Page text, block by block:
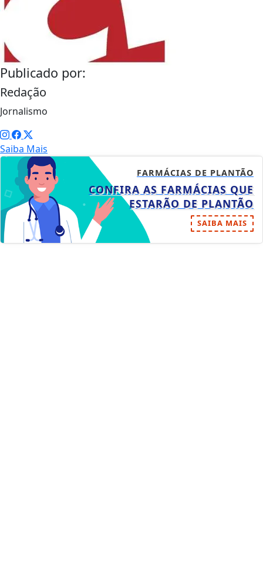
Publicado por:
Redação
Jornalismo
Saiba Mais
FARMÁCIAS DE PLANTÃO
CONFIRA AS FARMÁCIAS QUE
ESTARÃO DE PLANTÃO
SAIBA MAIS